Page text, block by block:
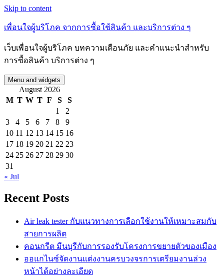
Skip to content
เพื่อนใจผู้บริโภค จากการซื้อใช้สินค้า และบริการต่าง ๆ
เว็บเพื่อนใจผู้บริโภค บทความเตือนภัย และคำแนะนำสำหรับ
การซื้อสินค้า บริการต่าง ๆ
Menu and widgets
August 2026
M T W T F S
S
1
2
3
4 5 6 7 8
9
10 11 12 13 14 15 16
17 18 19 20 21 22 23
24 25 26 27 28 29 30
31
« Jul
Recent Posts
Air leak tester กับแนวทางการเลือกใช้งานให้เหมาะสมกับ
สายการผลิต
คอนกรีต มีนบุรีกับการรองรับโครงการขยายตัวของเมือง
ออแกไนซ์จัดงานแต่งงานครบวงจรการเตรียมงานล่วง
หน้าได้อย่างละเอียด